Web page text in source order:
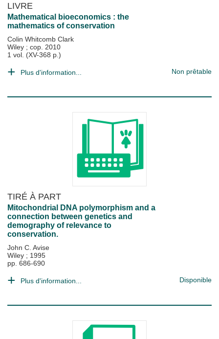
LIVRE
Mathematical bioeconomics : the
mathematics of conservation
Colin Whitcomb Clark
Wiley ; cop. 2010
1 vol. (XV-368 p.)
Plus d'information... Non prêtable
TIRÉ À PART
Mitochondrial DNA polymorphism and a
connection between genetics and
demography of relevance to
conservation.
John C. Avise
Wiley ; 1995
pp. 686-690
Plus d'information... Disponible